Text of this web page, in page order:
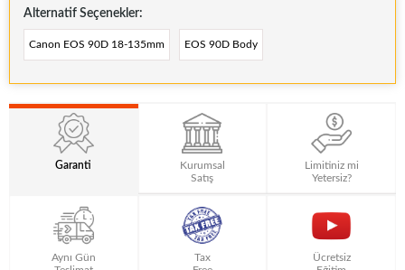
Alternatif Seçenekler:
Canon EOS 90D 18-135mm EOS 90D Body
Garanti
Kurumsal
Satış
Limitiniz mi
Yetersiz?
Aynı Gün
Tax
Ücretsiz